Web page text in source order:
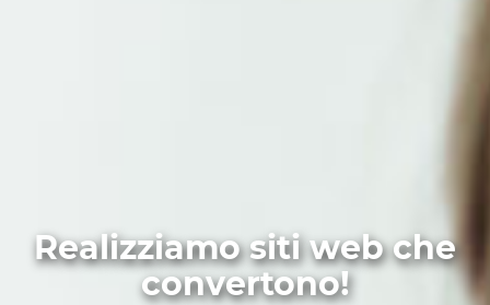
Realizziamo siti web che
convertono!